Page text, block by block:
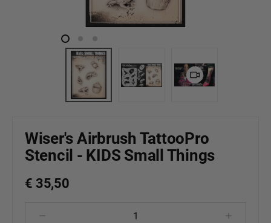
Wiser's Airbrush TattooPro
Stencil - KIDS Small Things
€ 35,50
Producthoeveelheid: Voer de